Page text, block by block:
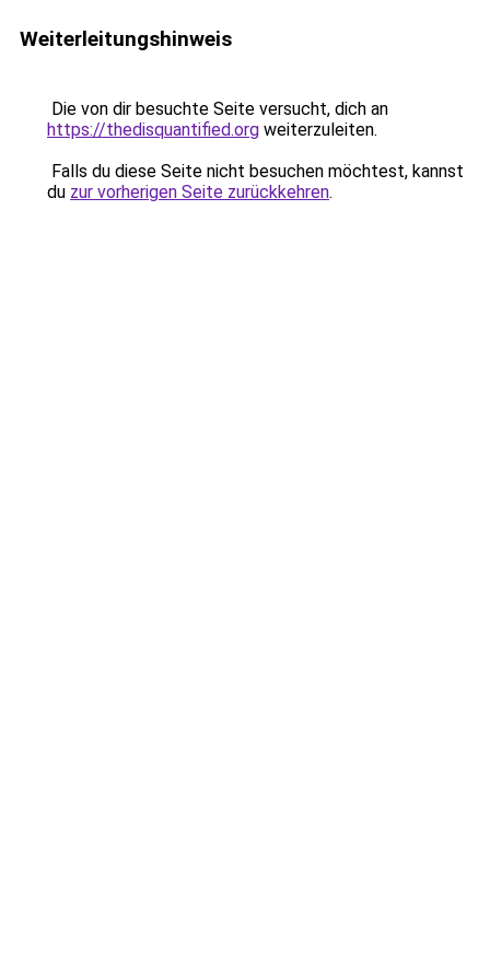
Weiterleitungshinweis
Die von dir besuchte Seite versucht, dich an
https://thedisquantified.org weiterzuleiten.
Falls du diese Seite nicht besuchen möchtest, kannst
du zur vorherigen Seite zurückkehren.